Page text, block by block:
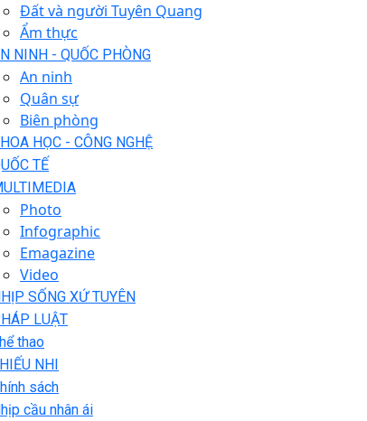
Đất và người Tuyên Quang
Ẩm thực
NINH - QUỐC PHÒNG
An ninh
Quân sự
Biên phòng
HỌC - CÔNG NGHỆ
TẾ
Photo
Infographic
Emagazine
Video
SỐNG XỨ TUYÊN
LUẬT
thao
NHI
sách
cầu nhân ái